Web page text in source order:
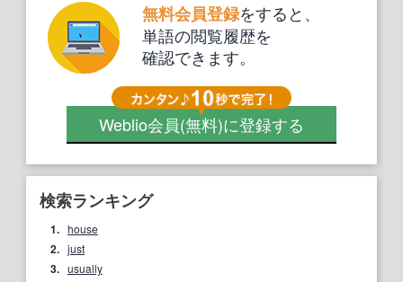
無料会員登録をすると、
単語の閲覧履歴を
確認できます。
Weblio会員(無料)に登録する
検索ランキング
1. house
2. just
3. usually